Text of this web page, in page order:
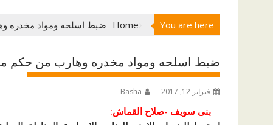
You are here
Home ضبط اسلحه ومواد مخدره
ضبط اسلحه ومواد مخدره وهارب من حكم
فبراير 12, 2017 Basha
بنى سويف -صلاح القماش: